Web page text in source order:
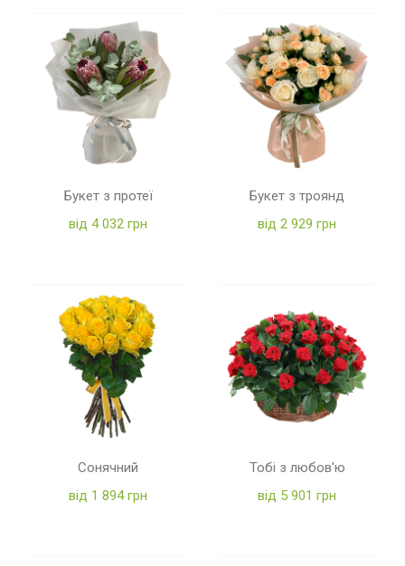
Букет з протеї
від 4 032 грн
Букет з троянд
від 2 929 грн
Сонячний
від 1 894 грн
Тобі з любов'ю
від 5 901 грн